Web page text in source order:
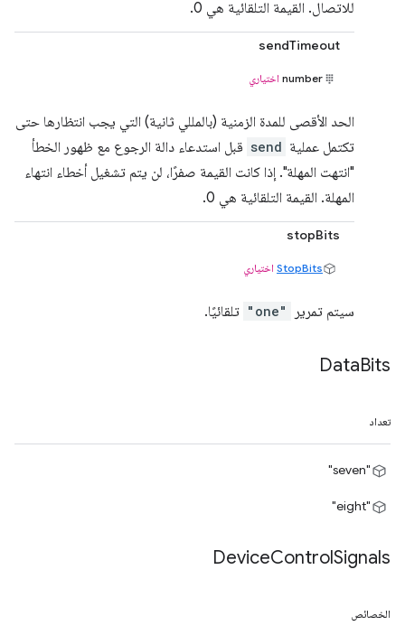
للاتصال. القيمة التلقائية هي 0.
sendTimeout
number اختياري
الحد الأقصى للمدة الزمنية (بالمللي ثانية) التي يجب انتظارها حتى
تكتمل عملية send قبل استدعاء دالة الرجوع مع ظهور الخطأ
"انتهت المهلة". إذا كانت القيمة صفرًا، لن يتم تشغيل أخطاء انتهاء
المهلة. القيمة التلقائية هي 0.
stopBits
StopBits اختياري
سيتم تمرير "one" تلقائيًا.
DataBits
تعداد
"seven"
"eight"
DeviceControlSignals
الخصائص